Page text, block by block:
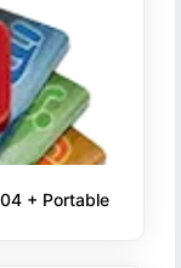
+ Portable